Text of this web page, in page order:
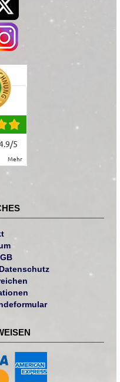
/5
mehr